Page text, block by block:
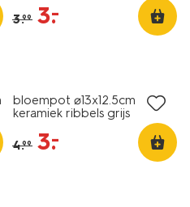
3.99 3.
–
bloempot ⌀13x12.5cm
keramiek ribbels grijs
4.99 3.
–